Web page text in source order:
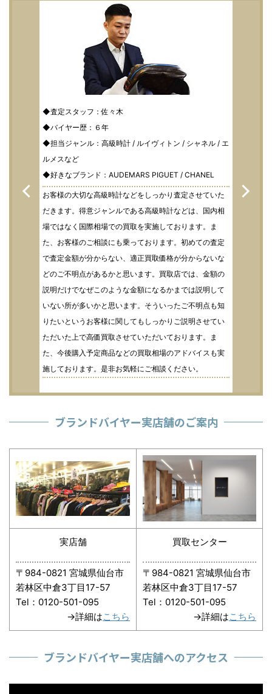
◆査定スタッフ：佐々木
◆バイヤー歴：６年
◆担当ジャンル：高級時計 / ルイヴィトン / シャネル / エ
ルメスなど
◆好きなブランド：AUDEMARS PIGUET / CHANEL
お客様の大切な高級時計などをしっかり査定させていた
だきます。得意ジャンルである高級時計などは、国内相
場ではなく国際相場での買取を実施しております。ま
た、お客様のご相談にも乗っております。初めての査定
で査定金額が分からない、適正買取価格が分からないな
どのご不明点があるかと思います。買取店では、金額の
説明だけでなぜこのような金額になるかまでは説明して
いない所が多いかと思います。そういったご不明点も知
りたいというお客様に関してもしっかりご説明させてい
ただいた上で高価買取させていただいております。ま
た、今後購入予定商品などの買取相場のアドバイスも実
施しております。是非お気軽にご相談ください。
ブランドバイヤー実店舗のご案内
実店舗
〒984-0821 宮城県仙台市
若林区中倉3丁目17-57
Tel：0120-501-095
→詳細はこちら
買取センター
〒984-0821 宮城県仙台市
若林区中倉3丁目17-57
Tel：0120-501-095
→詳細はこちら
ブランドバイヤー実店舗へのアクセス